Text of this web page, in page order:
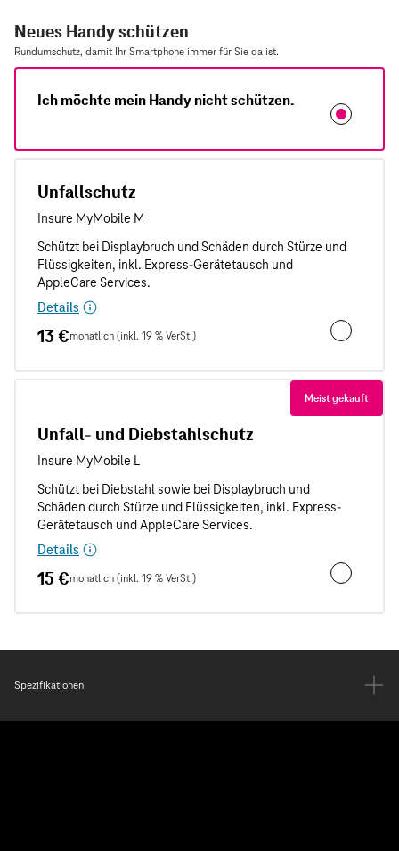
Neues Handy schützen
Rundumschutz, damit Ihr Smartphone immer für Sie da ist.
Ich möchte mein Handy nicht schützen.
Unfallschutz
Details
13 €monatlich (inkl. 19 % VerSt.)
Meist gekauft
Unfall- und Diebstahlschutz
Details
15 €monatlich (inkl. 19 % VerSt.) Unfall- und
Spezifikationen